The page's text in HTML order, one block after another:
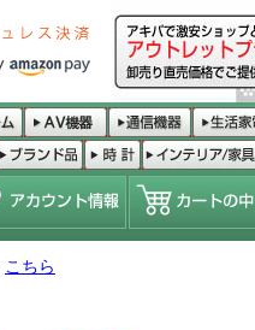
こちら